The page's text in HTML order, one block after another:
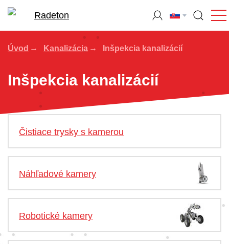
Úvod Kanalizácia Inšpekcia kanalizácií
Inšpekcia kanalizácií
Čistiace trysky s kamerou
Náhľadové kamery
Robotické kamery